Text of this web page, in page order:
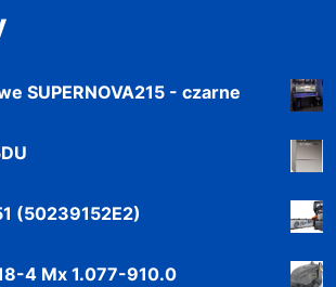
SUPERNOVA215 - czarne
(50239152E2)
4 Mx 1.077-910.0